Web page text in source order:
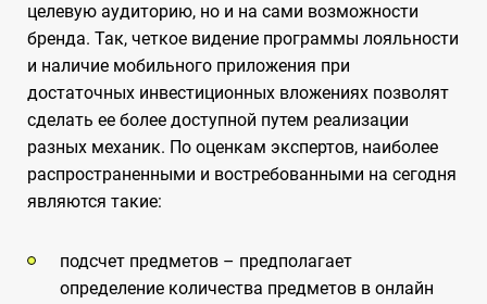
целевую аудиторию, но и на сами возможности
бренда. Так, четкое видение программы лояльности
и наличие мобильного приложения при
достаточных инвестиционных вложениях позволят
сделать ее более доступной путем реализации
разных механик. По оценкам экспертов, наиболее
распространенными и востребованными на сегодня
являются такие:
подсчет предметов – предполагает
определение количества предметов в онлайн